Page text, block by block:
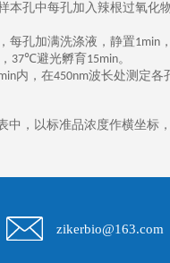
本孔中每孔加入辣根过氧化
每孔加满洗涤液，静置1min
， 37℃避光孵育15min。
内，在450nm波长处测定各
中，以标准品浓度作横坐标
zikerbio@163.com